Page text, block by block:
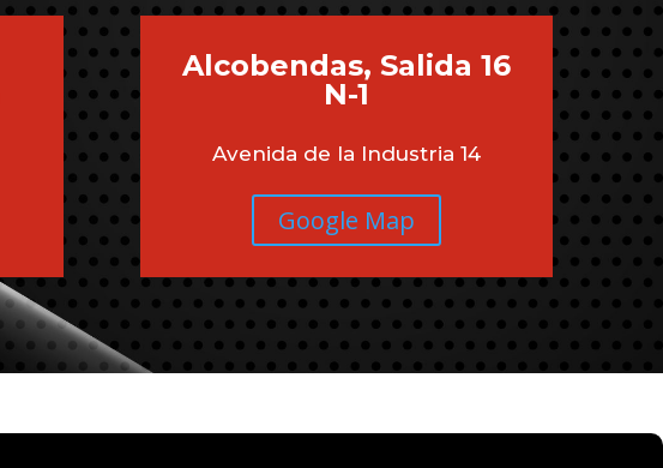
Alcobendas, Salida 16
N-1
Avenida de la Industria 14
Google Map